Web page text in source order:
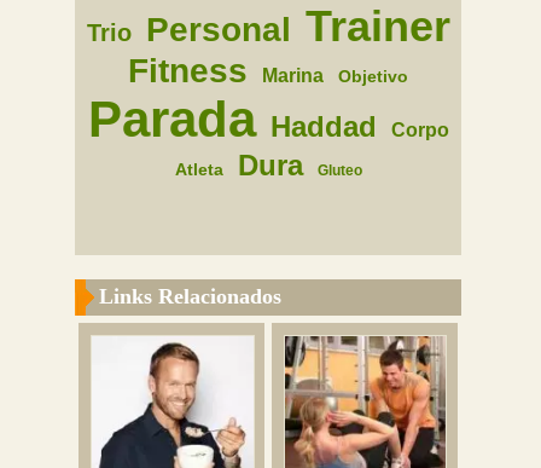
Trio Personal Trainer
Fitness Marina Objetivo
Parada Haddad Corpo
Atleta Dura Gluteo
Links Relacionados